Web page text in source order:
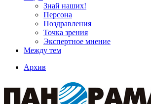
Знай наших!
Персона
Поздравления
Точка зрения
Экспертное мнение
Между тем
Архив